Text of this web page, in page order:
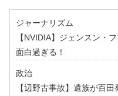
ジャーナリズム
【NVIDIA】ジェンスン・
面白過ぎる！
政治
【辺野古事故】遺族が百田